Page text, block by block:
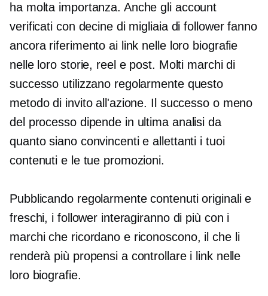
ha molta importanza. Anche gli account
verificati con decine di migliaia di follower fanno
ancora riferimento ai link nelle loro biografie
nelle loro storie, reel e post. Molti marchi di
successo utilizzano regolarmente questo
metodo di invito all'azione. Il successo o meno
del processo dipende in ultima analisi da
quanto siano convincenti e allettanti i tuoi
contenuti e le tue promozioni.
Pubblicando regolarmente contenuti originali e
freschi, i follower interagiranno di più con i
marchi che ricordano e riconoscono, il che li
renderà più propensi a controllare i link nelle
loro biografie.